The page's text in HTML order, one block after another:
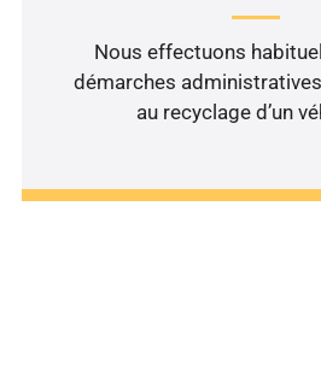
Nous effectuons
démarches
au recyclage d’un
au rebut